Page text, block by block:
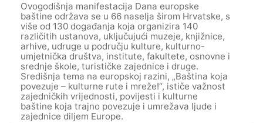
Ovogodišnja manifestacija Dana europske
baštine održava se u 66 naselja širom Hrvatske, s
više od 130 događanja koja organizira 140
različitih ustanova, uključujući muzeje, knjižnice,
arhive, udruge u području kulture, kulturno-
umjetnička društva, institute, fakultete, osnovne i
srednje škole, turističke zajednice i druge.
Središnja tema na europskoj razini, „Baština koja
povezuje – kulturne rute i mreže!“, ističe važnost
zajedničkih vrijednosti, povijesti i kulturne
baštine koja trajno povezuje i umrežava ljude i
zajednice diljem Europe.